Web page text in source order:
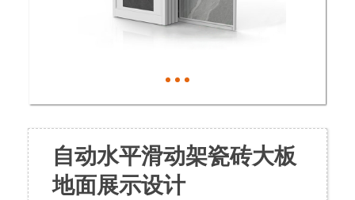
自动水平滑动架瓷砖大板
地面展示设计